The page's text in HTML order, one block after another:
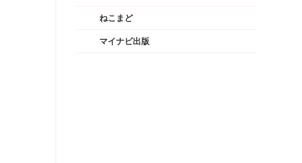
ねこまど
マイナビ出版